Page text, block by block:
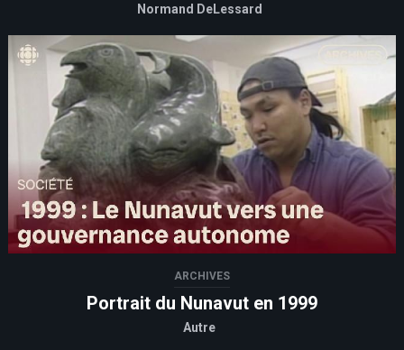
Normand DeLessard
ARCHIVES
Portrait du Nunavut en 1999
Autre